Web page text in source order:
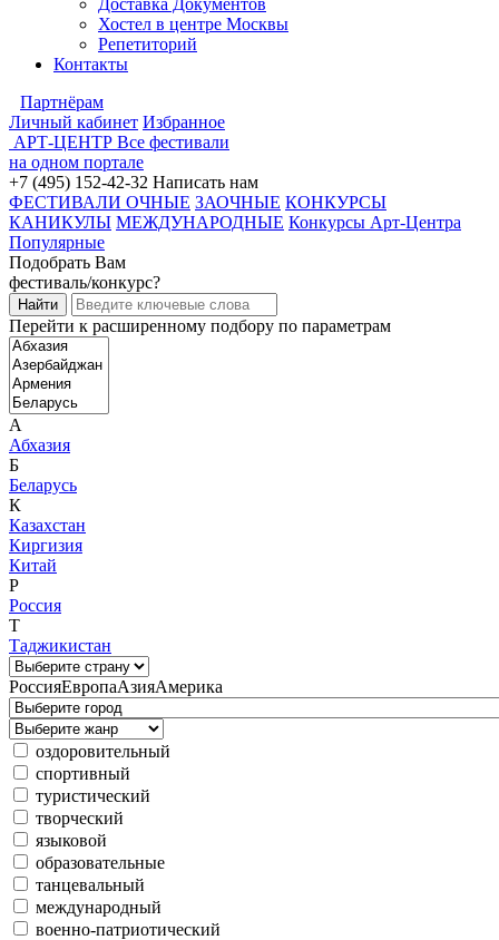
Доставка Документов
Хостел в центре Москвы
Репетиторий
Контакты
Партнёрам
Личный кабинет Избранное
АРТ-ЦЕНТР Все фестивали
на одном портале
+7 (495) 152-42-32 Написать нам
ФЕСТИВАЛИ ОЧНЫЕ ЗАОЧНЫЕ КОНКУРСЫ
КАНИКУЛЫ МЕЖДУНАРОДНЫЕ Конкурсы Арт-Центра
Популярные
Подобрать Вам
фестиваль/конкурс?
Перейти к расширенному подбору по параметрам
А
Абхазия
Б
Беларусь
К
Казахстан
Киргизия
Китай
Р
Россия
Т
Таджикистан
РоссияЕвропаАзияАмерика
оздоровительный
спортивный
туристический
творческий
языковой
образовательные
танцевальный
международный
военно-патриотический